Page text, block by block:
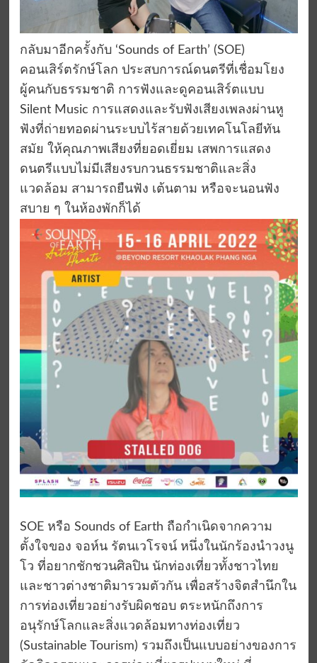
กลับมาอีกครั้งกับ ‘Sounds of Earth’ (SOE)
คอนเสิร์ตรักษ์โลก ประสบการณ์ดนตรีที่เชื่อมโยง
ผู้คนกับธรรมชาติ การฟังและดูคอนเสิร์ตแบบ
Silent Music การแสดงและรับฟังเสียงเพลงผ่านหู
ฟังที่ถ่ายทอดผ่านระบบไร้สายด้วยเทคโนโลยีทัน
สมัย ให้คุณภาพเสียงที่ยอดเยี่ยม เสพการแสดง
ดนตรีแบบไม่มีเสียงรบกวนธรรมชาติและสิ่ง
แวดล้อม สามารถยืนฟัง เต้นตาม หรือจะนอนฟัง
สบาย ๆ ในห้องพักก็ได้
SOE หรือ Sounds of Earth ถือกำเนิดจากความ
ตั้งใจของ จอห์น รัตนเวโรจน์ หนึ่งในนักร้องนำวงนู
โว ที่อยากชักชวนศิลปิน นักท่องเที่ยวทั้งชาวไทย
และชาวต่างชาติมารวมตัวกัน เพื่อสร้างจิตสำนึกใน
การท่องเที่ยวอย่างรับผิดชอบ ตระหนักถึงการ
อนุรักษ์โลกและสิ่งแวดล้อมทางท่องเที่ยว
(Sustainable Tourism) รวมถึงเป็นแบบอย่างของการ